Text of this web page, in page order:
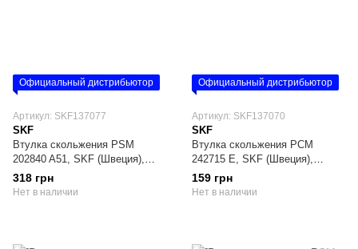
Официальный дистрибьютор
Артикул: SKF137077
SKF
Втулка скольжения PSM
202840 A51, SKF (Швеция),
20х28х40 мм
318 грн
Нет в наличии
Официальный дистрибьютор
Артикул: SKF137070
SKF
Втулка скольжения PCM
242715 E, SKF (Швеция),
24х27х15 мм
159 грн
Нет в наличии